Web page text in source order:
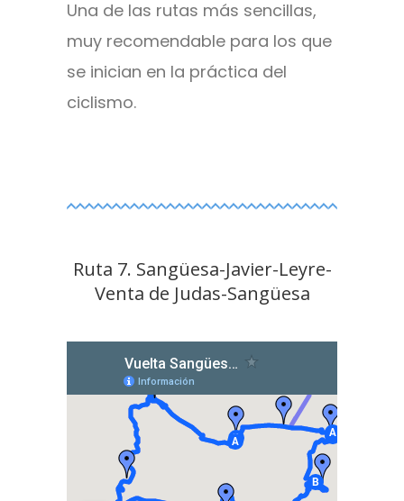
Una de las rutas más sencillas,
muy recomendable para los que
se inician en la práctica del
ciclismo.
Ruta 7. Sangüesa-Javier-Leyre-
Venta de Judas-Sangüesa